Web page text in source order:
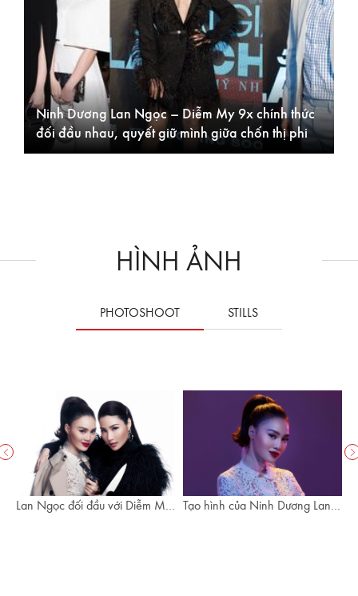
Ninh Dương Lan Ngọc – Diễm My 9x chính thức
đối đầu nhau, quyết giữ mình giữa chốn thị phi
HÌNH ẢNH
PHOTOSHOOT STILLS
Lan Ngọc đối đầu với Diễm My
Tạo hình của Ninh Dương Lan